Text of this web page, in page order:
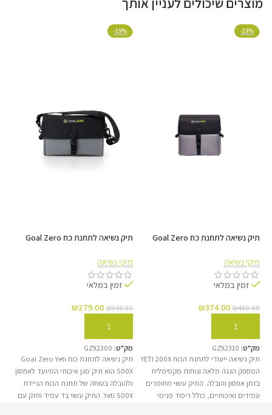
רכב / קרוואן / סירות
שומר על תחנת הכוח בזמן נסיעה ומקל על הובלה בין
רחפנים וציוד הפקה יקר.
עיצוב חכם לשמירה מקסימלית
-19%
תיק נשיאה לתחנת כח Goal Zero
תיקי נשיאה
זמין במלאי
₪460.00
₪374.00
הוספה לסל
מק"ט: GZ92310
תיק נשיאה ייעודי לתחנת הכוח YETI 200X
המספק הגנה מלאה ונוחות מקסימלית
בזמן אחסון והובלה. התיק עשוי מחומרים
עמידים ואיכותיים, כולל ריפוד פנימי
-19%
תיק נשיאה לתחנת כח Goal Zero
תיקי נשיאה
זמין במלאי
₪343.00
₪279.00
הוספה לסל
מק"ט: GZ92300
תיק נשיאה לתחנת כוח Goal Zero Yeti
500X הוא תיק מגן איכותי המיועד לאחסון
ולהובלה בטוחה של תחנת הכוח הניידת
Yeti 500X. התיק עשוי בד עמיד וחזק עם